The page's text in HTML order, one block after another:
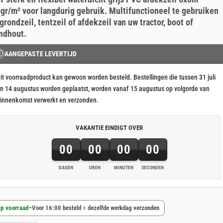
m² voor langdurig gebruik. Multifunctioneel te gebruiken
tentzeil of afdekzeil van uw tractor, boot of
AANGEPASTE LEVERTIJD
voorraadproduct kan gewoon worden besteld. Bestellingen die tussen 31 juli
14 augustus worden geplaatst, worden vanaf 15 augustus op volgorde van
verwerkt en verzonden.
VAKANTIE EINDIGT OVER
00
DAGEN
00
UREN
00
MINUTEN
00
SECONDEN
voorraad–Voor 16:00 besteld = dezelfde werkdag verzonden